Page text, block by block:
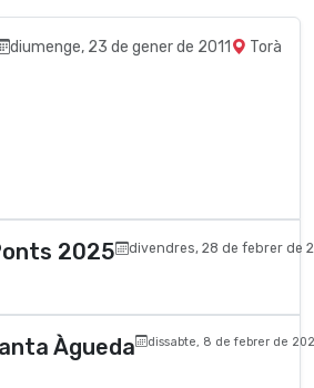
diumenge, 23 de gener de 2011 Torà
2025 divendres, 28 de febrer de
Àgueda dissabte, 8 de febrer de